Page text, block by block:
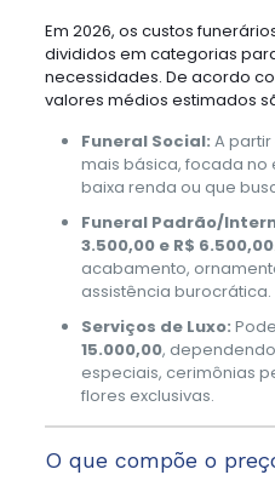
Em 2026, os custos
divididos em categorias
necessidades. De acordo
valores médios estimados
Funeral Social: A
mais básica, focada no
baixa renda ou que
Funeral Padrão/
3.500,00 e R$ 6.500,00
acabamento,
assistência burocrática.
Serviços de Luxo:
15.000,00,
especiais, cerimônias
flores exclusivas.
O que compõe o